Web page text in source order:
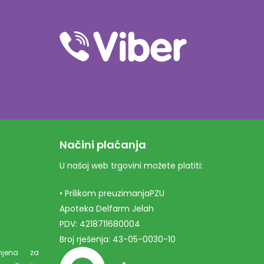
za
Načini plaćanja
U našoj web trgovini možete platiti:
• Prilikom preuzimanjaPZU
Apoteka Delfarm Jelah
PDV: 4218711680004
Broj rješenja: 43-05-0030-10